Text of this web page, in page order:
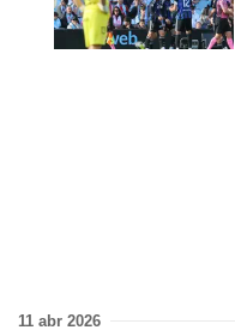
11 abr 2026